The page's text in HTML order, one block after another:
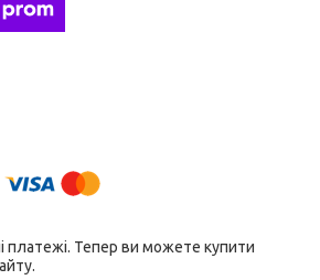
платежі. Тепер ви можете купити